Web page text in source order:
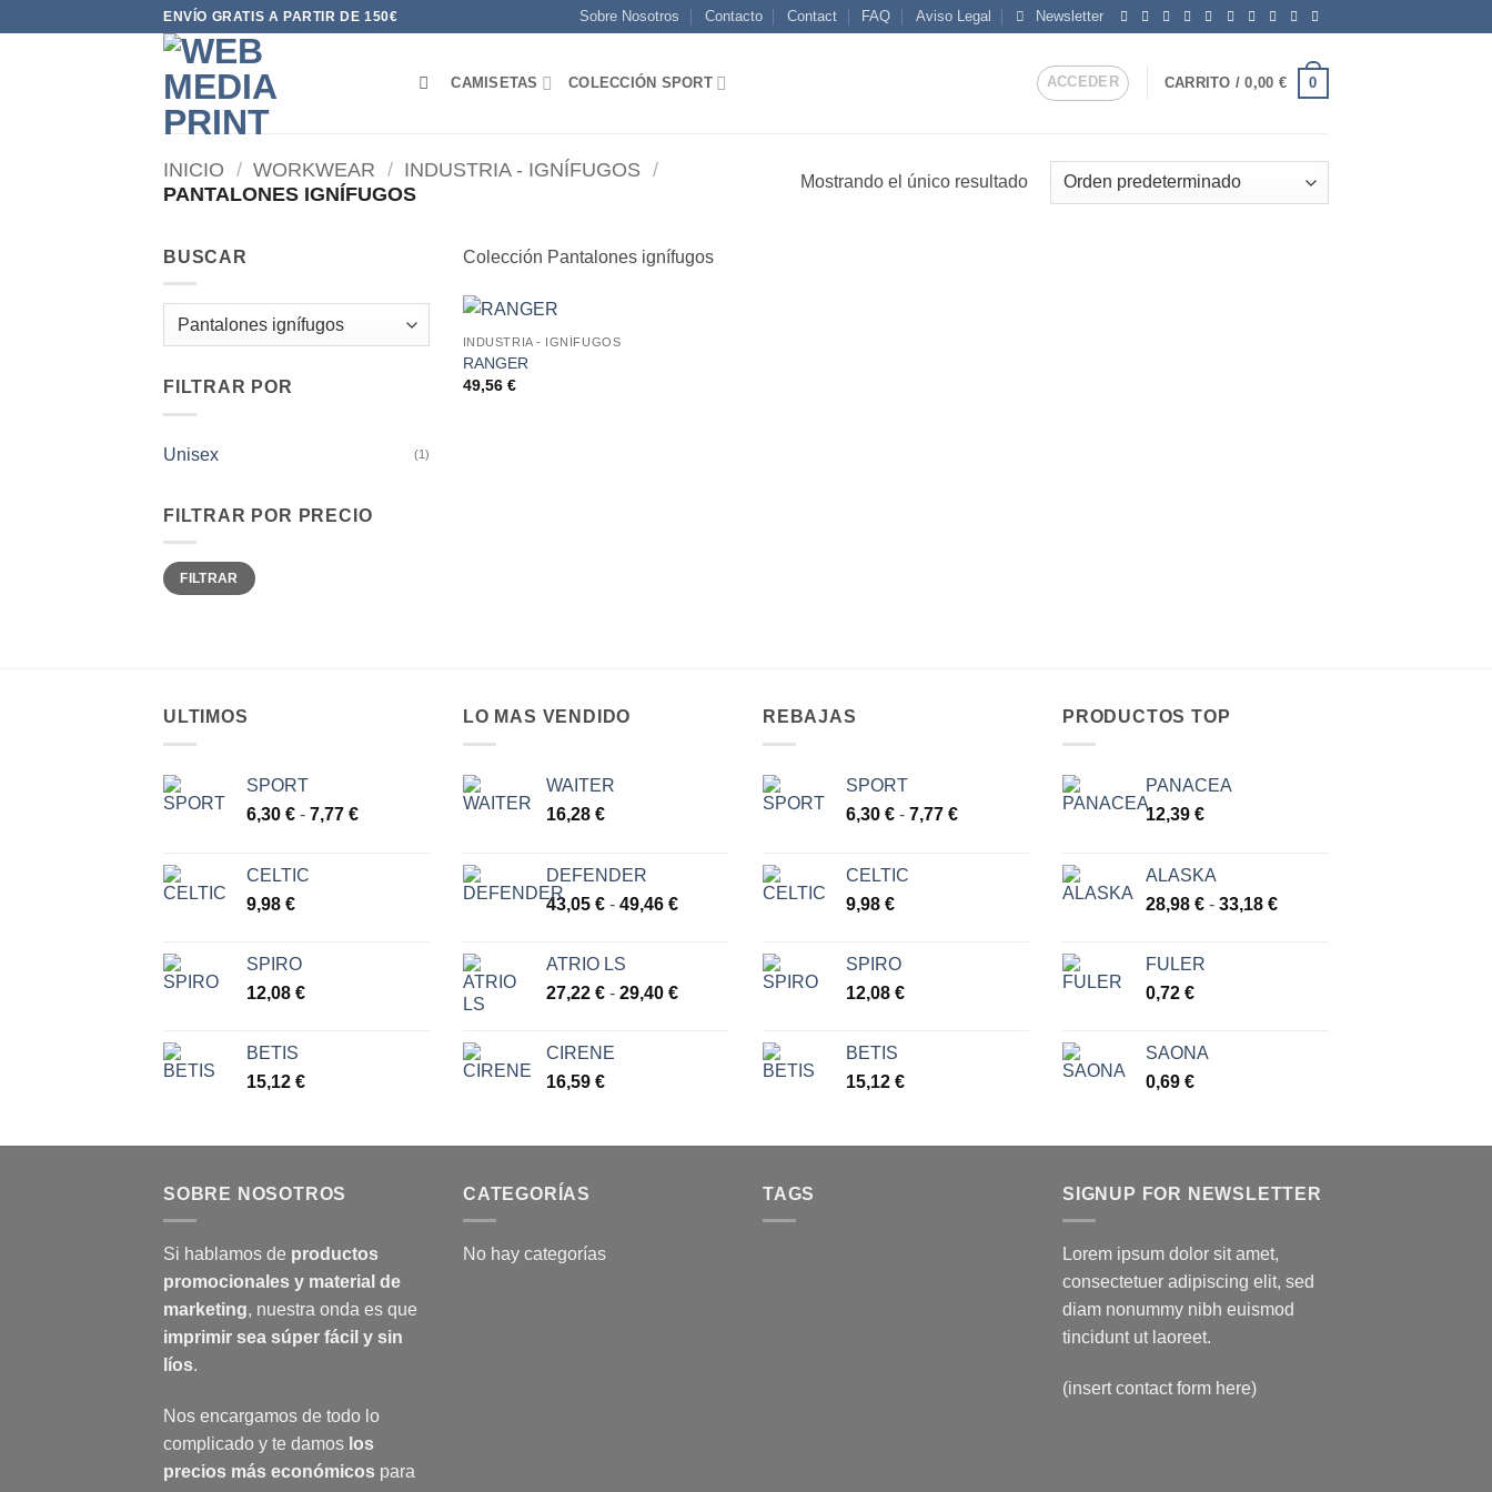
ENVÍO GRATIS A PARTIR DE 150€ Sobre Nosotros Contacto Contact FAQ Aviso Legal Newsletter
CAMISETAS COLECCIÓN SPORT ACCEDER CARRITO /0,00 € 0
INICIO / WORKWEAR / INDUSTRIA - IGNÍFUGOS /
PANTALONES IGNÍFUGOS
Mostrando el único resultado
BUSCAR
FILTRAR POR
Unisex (1)
FILTRAR POR PRECIO
Precio
mínimo
Precio
máximo
FILTRAR
Colección Pantalones ignífugos
INDUSTRIA - IGNÍFUGOS
RANGER
49,56 €
ULTIMOS
SPORT
6,30 € - 7,77 €Rango
CELTIC
9,98 €
SPIRO
12,08 €
BETIS
15,12 €
LO MAS VENDIDO
WAITER
16,28 €
DEFENDER
43,05 € - 49,46 €Rango
43,05 €
ATRIO LS
27,22 € - 29,40 €Rango
CIRENE
16,59 €
REBAJAS
SPORT
6,30 € - 7,77 €Rango
CELTIC
9,98 €
SPIRO
12,08 €
BETIS
15,12 €
PRODUCTOS TOP
PANACEA
12,39 €
ALASKA
28,98 € - 33,18 €Rango
FULER
0,72 €
SAONA
0,69 €
SOBRE NOSOTROS
Si hablamos de productos
promocionales y material de
marketing, nuestra onda es que
imprimir sea súper fácil y sin
líos.
Nos encargamos de todo lo
complicado y te damos los
precios más económicos para
CATEGORÍAS
No hay categorías
TAGS SIGNUP FOR NEWSLETTER
Lorem ipsum dolor sit amet,
consectetuer adipiscing elit, sed
diam nonummy nibh euismod
tincidunt ut laoreet.
(insert contact form here)